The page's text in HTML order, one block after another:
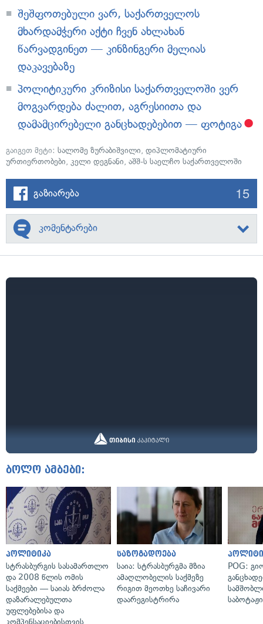
შეშფოთებული ვარ, საქართველოს
მხარდამჭერი აქტი ჩვენ ახლახან
წარვადგინეთ — კინზინგერი მელიას
დაკავებაზე
პოლიტიკური კრიზისი საქართველოში ვერ
მოგვარდება ძალით, აგრესიითა და
დამამცირებელი განცხადებებით — ფოტიგა
გაიგეთ მეტი: სალომე ზურაბიშვილი, დიპლომატიური
ურთიერთობები, კელი დეგნანი, აშშ-ს საელჩო საქართველოში
გაზიარება 15
კომენტარები
ბოლო ამბები:
პოლიტიკა
სტრასბურგის სასამართლო
და 2008 წლის ომის
საქმეები — საიას ბრძოლა
დაზარალებულთა
უფლებებისა და
საზოგადოება
საია: სტრასბურგმა მზია
ამაღლობელის საქმეზე
რიგით მეოთხე საჩივარი
დაარეგისტრირა
POG: